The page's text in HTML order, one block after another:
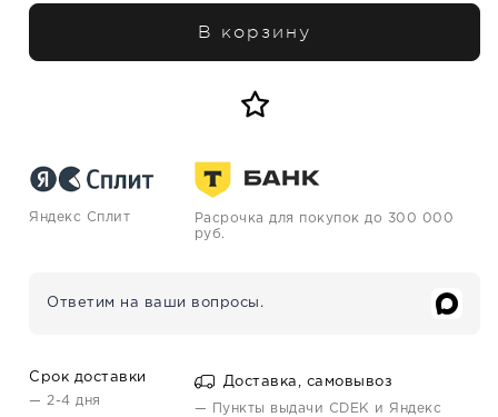
В корзину
Яндекс Сплит
Расрочка для покупок до 300 000
руб.
Ответим на ваши вопросы.
Срок доставки
— 2-4 дня
Доставка, самовывоз
— Пункты выдачи CDEK и Яндекс